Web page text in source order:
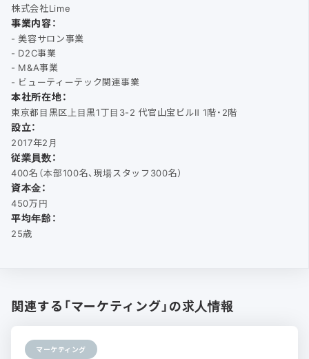
株式会社Lime
事業内容：
- 美容サロン事業
- D2C事業
- M&A事業
- ビューティーテック関連事業
本社所在地：
東京都目黒区上目黒1丁目3-2 代官山宝ビルⅡ 1階・2階
設立：
2017年2月
従業員数：
400名（本部100名、現場スタッフ300名）
資本金：
450万円
平均年齢：
25歳
関連する「マーケティング」の求人情報
マーケティング